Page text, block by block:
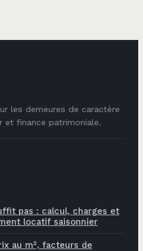
les demeures de caractère
et finance patrimoniale.
pas : calcul, charges et
locatif saisonnier
au m², facteurs de